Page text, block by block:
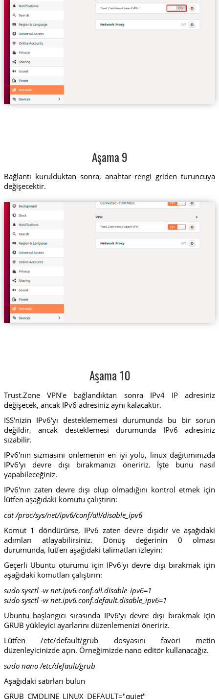
Trust.Zone-New-Zealand VPN
Aşama 9
Bağlantı kurulduktan sonra, anahtar rengi griden turuncuya
değişecektir.
Trust.Zone-New-Zealand VPN
Aşama 10
Trust.Zone VPN'e bağlandıktan sonra IPv4 IP adresiniz
değişecek, ancak IPv6 adresiniz aynı kalacaktır.
ISS'nizin IPv6'yı desteklememesi durumunda bu bir sorun
değildir, ancak desteklemesi durumunda IPv6 adresiniz
sızabilir.
IPv6'nın sızmasını önlemenin en iyi yolu, linux dağıtımınızda
IPv6'yı devre dışı bırakmanızı öneririz. İşte bunu nasıl
yapabileceğiniz.
IPv6'nın zaten devre dışı olup olmadığını kontrol etmek için
lütfen aşağıdaki komutu çalıştırın:
cat /proc/sys/net/ipv6/conf/all/disable_ipv6
Komut 1 döndürürse, IPv6 zaten devre dışıdır ve aşağıdaki
adımları atlayabilirsiniz. Dönüş değerinin 0 olması
durumunda, lütfen aşağıdaki talimatları izleyin:
Geçerli Ubuntu oturumu için IPv6'yı devre dışı bırakmak için
aşağıdaki komutları çalıştırın:
sudo sysctl -w net.ipv6.conf.all.disable_ipv6=1
sudo sysctl -w net.ipv6.conf.default.disable_ipv6=1
Ubuntu başlangıcı sırasında IPv6'yı devre dışı bırakmak için
GRUB yükleyici ayarlarını düzenlemenizi öneririz.
Lütfen /etc/default/grub dosyasını favori metin
düzenleyicinizde açın. Örneğimizde nano editör kullanacağız.
sudo nano /etc/default/grub
Aşağıdaki satırları bulun
GRUB_CMDLINE_LINUX_DEFAULT="quiet"